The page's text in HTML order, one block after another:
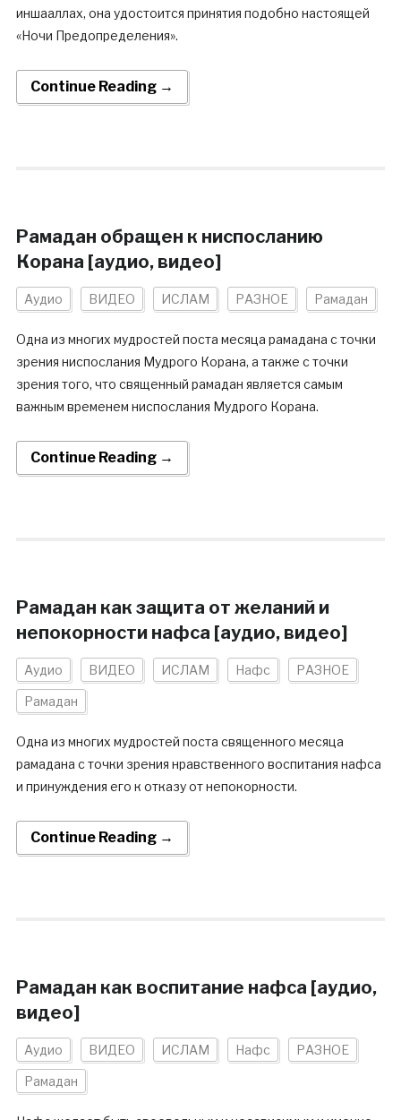
иншааллах, она удостоится принятия подобно настоящей
«Ночи Предопределения».
Continue Reading →
Рамадан обращен к ниспосланию
Корана [аудио, видео]
Аудио ВИДЕО ИСЛАМ РАЗНОЕ Рамадан
Одна из многих мудростей поста месяца рамадана с точки
зрения ниспослания Мудрого Корана, а также с точки
зрения того, что священный рамадан является самым
важным временем ниспослания Мудрого Корана.
Continue Reading →
Рамадан как защита от желаний и
непокорности нафса [аудио, видео]
Аудио ВИДЕО ИСЛАМ Нафс РАЗНОЕ
Рамадан
Одна из многих мудростей поста священного месяца
рамадана с точки зрения нравственного воспитания нафса
и принуждения его к отказу от непокорности.
Continue Reading →
Рамадан как воспитание нафса [аудио,
видео]
Аудио ВИДЕО ИСЛАМ Нафс РАЗНОЕ
Рамадан